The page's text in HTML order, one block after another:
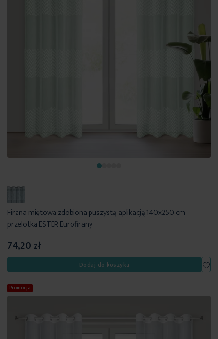
Firana miętowa zdobiona puszystą aplikacją 140x250 cm
przelotka ESTER Eurofirany
74,20 zł
Dodaj do koszyka
Promocja